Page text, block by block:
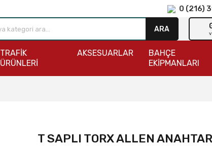
0 (216)
ARA
TRAFİK
ÜRÜNLERİ
AKSESUARLAR
BAHÇE
EKİPMANLARI
T SAPLI TORX ALLEN